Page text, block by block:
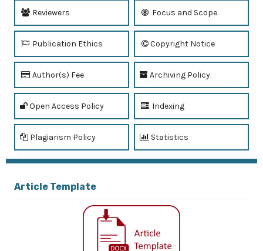
Reviewers Focus and Scope
Publication Ethics Copyright Notice
Author(s) Fee Archiving Policy
Open Access Policy Indexing
Plagiarism Policy Statistics
Article Template